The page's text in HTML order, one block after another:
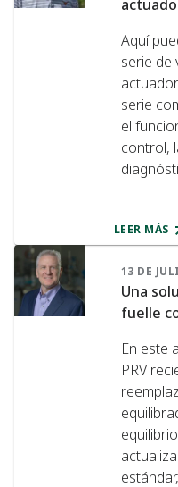
Aquí
serie de
serie
el
control,
LEER MÁS
13 DE
Una
fuelle
En este
PRV